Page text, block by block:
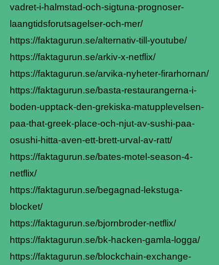
vadret-i-halmstad-och-sigtuna-prognoser-
laangtidsforutsagelser-och-mer/
https://faktagurun.se/alternativ-till-youtube/
https://faktagurun.se/arkiv-x-netflix/
https://faktagurun.se/arvika-nyheter-firarhornan/
https://faktagurun.se/basta-restaurangerna-i-
boden-upptack-den-grekiska-matupplevelsen-
paa-that-greek-place-och-njut-av-sushi-paa-
osushi-hitta-aven-ett-brett-urval-av-ratt/
https://faktagurun.se/bates-motel-season-4-
netflix/
https://faktagurun.se/begagnad-lekstuga-
blocket/
https://faktagurun.se/bjornbroder-netflix/
https://faktagurun.se/bk-hacken-gamla-logga/
https://faktagurun.se/blockchain-exchange-